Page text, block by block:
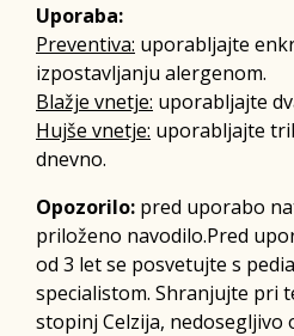
Uporaba:
Preventiva: uporabljajte
izpostavljanju alergenom.
Blažje vnetje: uporabljajte
Hujše vnetje: uporabljajte
dnevno.
Opozorilo: pred uporabo
priloženo navodilo.Pred
od 3 let se posvetujte s
specialistom. Shranjujte pri
stopinj Celzija, nedosegljivo